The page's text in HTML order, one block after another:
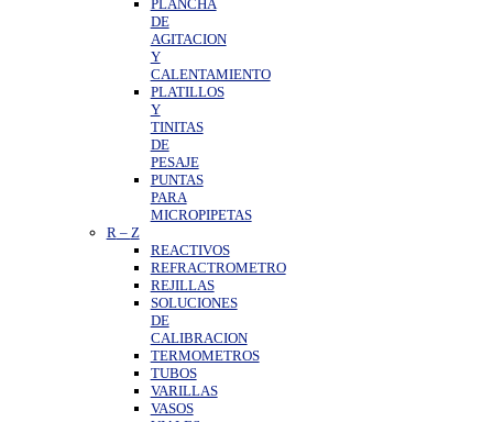
PLANCHA
DE
AGITACION
Y
CALENTAMIENTO
PLATILLOS
Y
TINITAS
DE
PESAJE
PUNTAS
PARA
MICROPIPETAS
R – Z
REACTIVOS
REFRACTROMETRO
REJILLAS
SOLUCIONES
DE
CALIBRACION
TERMOMETROS
TUBOS
VARILLAS
VASOS